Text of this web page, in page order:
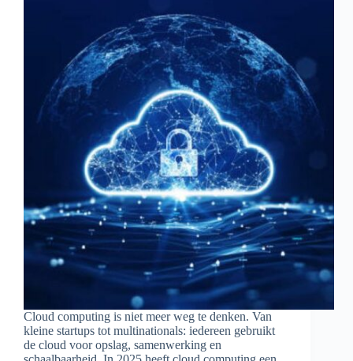
Cloud computing is niet meer weg te denken. Van
kleine startups tot multinationals: iedereen gebruikt
de cloud voor opslag, samenwerking en